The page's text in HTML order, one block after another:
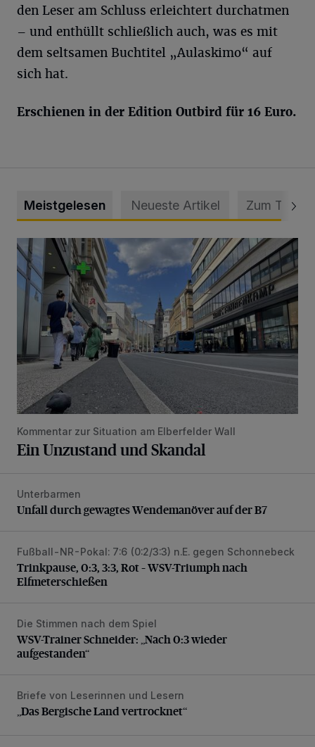
den Leser am Schluss erleichtert durchatmen
– und enthüllt schließlich auch, was es mit
dem seltsamen Buchtitel „Aulaskimo“ auf
sich hat.
Erschienen in der Edition Outbird für 16 Euro.
Meistgelesen Neueste Artikel Zum Thema
Ein Unzustand und Skandal
Kommentar zur Situation am Elberfelder Wall
Ein Unzustand und Skandal
Unfall durch gewagtes Wendemanöver auf der B7
Unterbarmen
Unfall durch gewagtes Wendemanöver auf der B7
Trinkpause, 0:3, 3:3, Rot – WSV-Triumph nach
Fußball-NR-Pokal: 7:6 (0:2/3:3) n.E. gegen Schonnebeck
Trinkpause, 0:3, 3:3, Rot – WSV-Triumph nach
Elfmeterschießen
WSV-Trainer Schneider: „Nach 0:3 wieder aufgestanden“
Die Stimmen nach dem Spiel
WSV-Trainer Schneider: „Nach 0:3 wieder
aufgestanden“
„Das Bergische Land vertrocknet“
Briefe von Leserinnen und Lesern
„Das Bergische Land vertrocknet“